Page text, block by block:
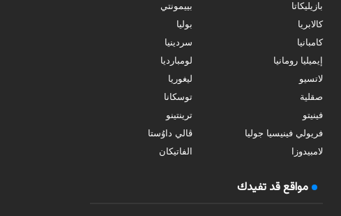
بازيليكاتا
بييمونتي
كالابريا
بوليا
كامبانيا
سردينيا
إيميليا رومانيا
لومبارديا
لاتسيو
ليغوريا
صقلية
توسكانا
فينيتو
ترينتينو
فريولي فينيسيا جوليا
ڤالي داوُستا
لامبيدوزا
الفاتيكان
مواقع قد تفيدك